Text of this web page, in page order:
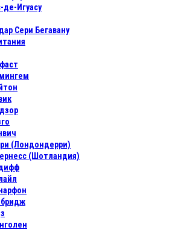
де-Игуасу
Сери Бегавану
(Лондондерри)
(Шотландия)